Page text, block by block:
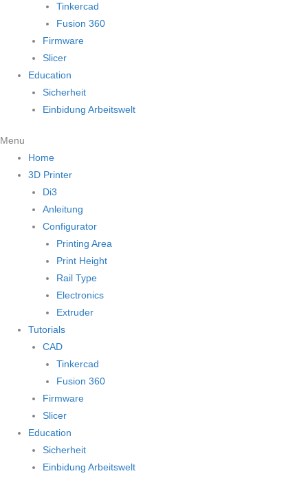
Tinkercad
Fusion 360
Firmware
Slicer
Education
Sicherheit
Einbidung Arbeitswelt
Menu
Home
3D Printer
Di3
Anleitung
Configurator
Printing Area
Print Height
Rail Type
Electronics
Extruder
Tutorials
CAD
Tinkercad
Fusion 360
Firmware
Slicer
Education
Sicherheit
Einbidung Arbeitswelt